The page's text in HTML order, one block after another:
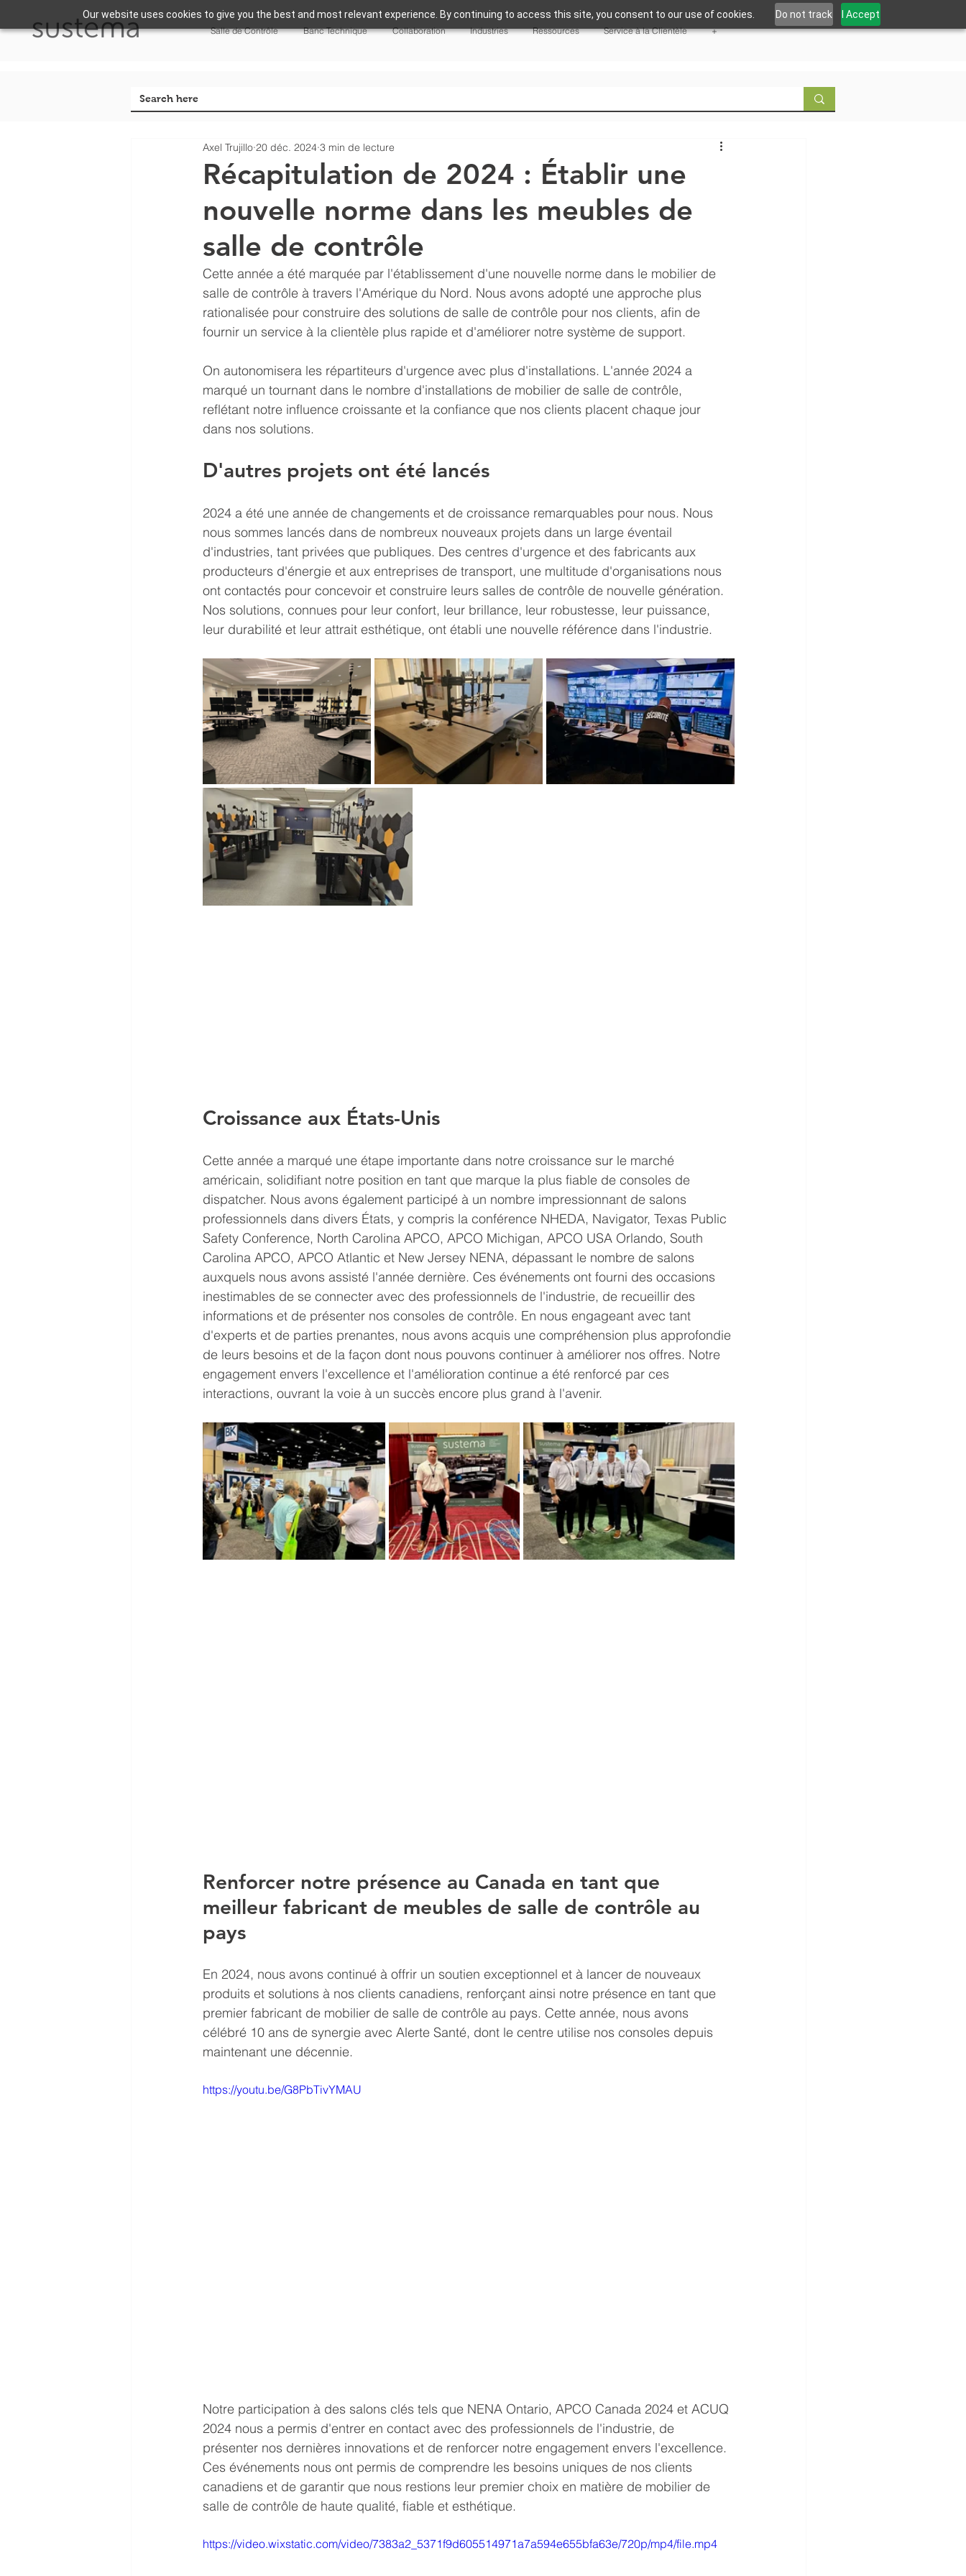
Our website uses cookies to give you the best and most relevant experience. By continuing to access this site, you consent to our use of cookies. Do not track I Accept
Salle de Contrôle Banc Technique Collaboration Industries Ressources Service à la Clientèle +
Récapitulation de 2024 : Établir une
nouvelle norme dans les meubles de
salle de contrôle
Axel Trujillo 20 déc. 2024 3 min de lecture
Cette année a été marquée par l'établissement d'une nouvelle norme dans le mobilier de
salle de contrôle à travers l'Amérique du Nord. Nous avons adopté une approche plus
rationalisée pour construire des solutions de salle de contrôle pour nos clients, afin de
fournir un service à la clientèle plus rapide et d'améliorer notre système de support.
On autonomisera les répartiteurs d'urgence avec plus d'installations. L'année 2024 a
marqué un tournant dans le nombre d'installations de mobilier de salle de contrôle,
reflétant notre influence croissante et la confiance que nos clients placent chaque jour
dans nos solutions.
D'autres projets ont été lancés
2024 a été une année de changements et de croissance remarquables pour nous. Nous
nous sommes lancés dans de nombreux nouveaux projets dans un large éventail
d'industries, tant privées que publiques. Des centres d'urgence et des fabricants aux
producteurs d'énergie et aux entreprises de transport, une multitude d'organisations nous
ont contactés pour concevoir et construire leurs salles de contrôle de nouvelle génération.
Nos solutions, connues pour leur confort, leur brillance, leur robustesse, leur puissance,
leur durabilité et leur attrait esthétique, ont établi une nouvelle référence dans l'industrie.
Croissance aux États-Unis
Cette année a marqué une étape importante dans notre croissance sur le marché
américain, solidifiant notre position en tant que marque la plus fiable de consoles de
dispatcher. Nous avons également participé à un nombre impressionnant de salons
professionnels dans divers États, y compris la conférence NHEDA, Navigator, Texas Public
Safety Conference, North Carolina APCO, APCO Michigan, APCO USA Orlando, South
Carolina APCO, APCO Atlantic et New Jersey NENA, dépassant le nombre de salons
auxquels nous avons assisté l'année dernière. Ces événements ont fourni des occasions
inestimables de se connecter avec des professionnels de l'industrie, de recueillir des
informations et de présenter nos consoles de contrôle. En nous engageant avec tant
d'experts et de parties prenantes, nous avons acquis une compréhension plus approfondie
de leurs besoins et de la façon dont nous pouvons continuer à améliorer nos offres. Notre
engagement envers l'excellence et l'amélioration continue a été renforcé par ces
interactions, ouvrant la voie à un succès encore plus grand à l'avenir.
Renforcer notre présence au Canada en tant que
meilleur fabricant de meubles de salle de contrôle au
pays
En 2024, nous avons continué à offrir un soutien exceptionnel et à lancer de nouveaux
produits et solutions à nos clients canadiens, renforçant ainsi notre présence en tant que
premier fabricant de mobilier de salle de contrôle au pays. Cette année, nous avons
célébré 10 ans de synergie avec Alerte Santé, dont le centre utilise nos consoles depuis
maintenant une décennie.
https://youtu.be/G8PbTivYMAU
Notre participation à des salons clés tels que NENA Ontario, APCO Canada 2024 et ACUQ
2024 nous a permis d'entrer en contact avec des professionnels de l'industrie, de
présenter nos dernières innovations et de renforcer notre engagement envers l'excellence.
Ces événements nous ont permis de comprendre les besoins uniques de nos clients
canadiens et de garantir que nous restions leur premier choix en matière de mobilier de
salle de contrôle de haute qualité, fiable et esthétique.
https://video.wixstatic.com/video/7383a2_5371f9d605514971a7a594e655bfa63e/720p/mp4/file.mp4